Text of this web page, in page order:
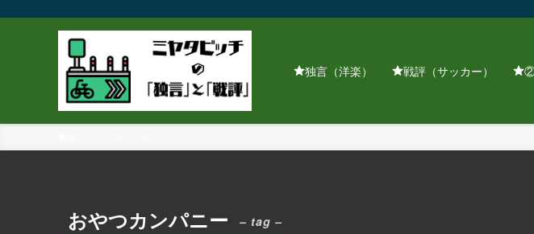
独言（洋楽） 戦評（サッカー） ②
おやつカンパニー – tag –